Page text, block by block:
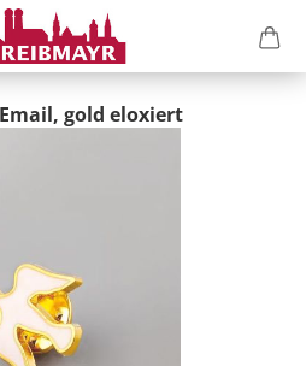
gold eloxiert